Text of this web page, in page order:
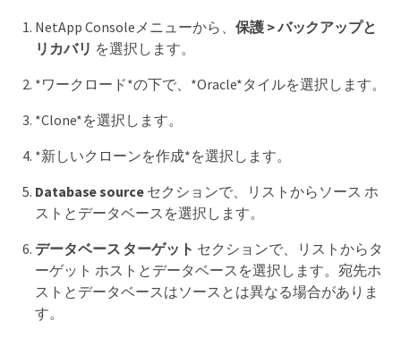
NetApp Consoleメニューから、 保護 > バックアップと
リカバリ を選択します。
*ワークロード*の下で、*Oracle*タイルを選択します。
*Clone*を選択します。
*新しいクローンを作成*を選択します。
Database sourceセクションで、リストからソース ホ
ストとデータベースを選択します。
データベース ターゲット セクションで、リストからタ
ーゲット ホストとデータベースを選択します。宛先ホ
ストとデータベースはソースとは異なる場合がありま
す。